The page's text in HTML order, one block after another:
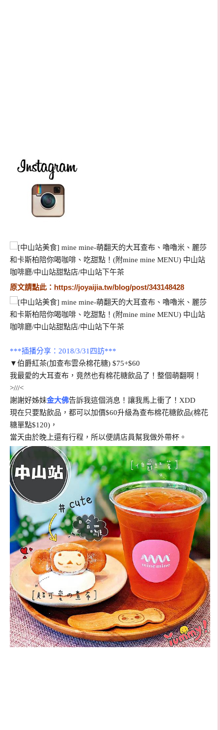
原文請點此： https://joyaijia.tw/blog/post/343148428
***插播分享：2018/3/31四訪***
▼伯爵紅茶(加查布雲朵棉花糖) $75+$60
我最愛的大耳查布，竟然也有棉花糖飲品了！整個萌翻啊！
>///<
謝謝好姊妹金大佛告訴我這個消息！讓我馬上衝了！XDD
現在只要點飲品，都可以加價$60升級為查布棉花糖飲品(棉花
糖單點$120)，
當天由於晚上還有行程，所以便請店員幫我做外帶杯。